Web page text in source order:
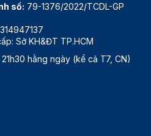
số: 79-1376/2022/TCDL-GP
Sở KH&ĐT TP.HCM
hằng ngày (kể cả T7, CN)